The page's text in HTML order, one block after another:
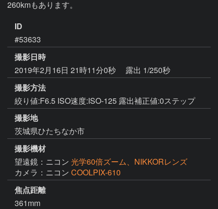
260kmもあります。
ID
#53633
撮影日時
2019年2月16日 21時11分0秒
露出 1/250秒
撮影方法
絞り値:F6.5 ISO速度:ISO-125 露出補正値:0ステップ
撮影地
茨城県ひたちなか市
撮影機材
望遠鏡：ニコン 光学60倍ズーム、NIKKORレンズ
カメラ：ニコン COOLPIX-610
焦点距離
361mm